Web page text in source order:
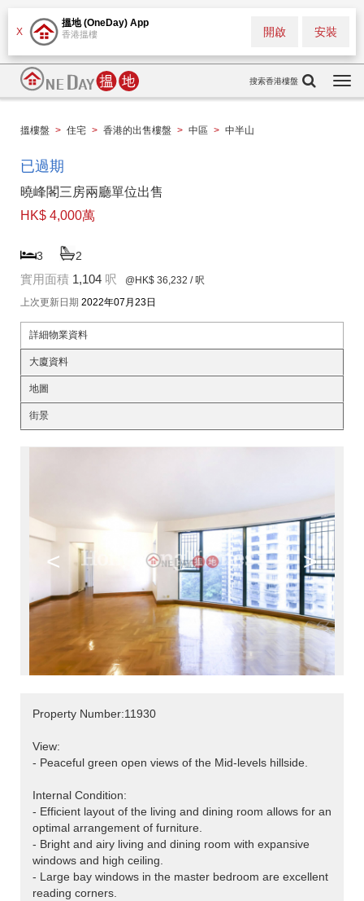
X
搵地 (OneDay) App
香港搵樓 安裝
開啟
搜索香港樓盤
搵樓盤 > 住宅 > 香港的出售樓盤 > 中區 > 中半山
已過期
曉峰閣三房兩廳單位出售
HK$ 4,000萬
3 2
實用面積 1,104 呎 @HK$ 36,232 / 呎
上次更新日期 2022年07月23日
詳細物業資料
大廈資料
地圖
街景
< >
Property Number:11930
View:
- Peaceful green open views of the Mid-levels hillside.
Internal Condition:
- Efficient layout of the living and dining room allows for an
optimal arrangement of furniture.
- Bright and airy living and dining room with expansive
windows and high ceiling.
- Large bay windows in the master bedroom are excellent
reading corners.